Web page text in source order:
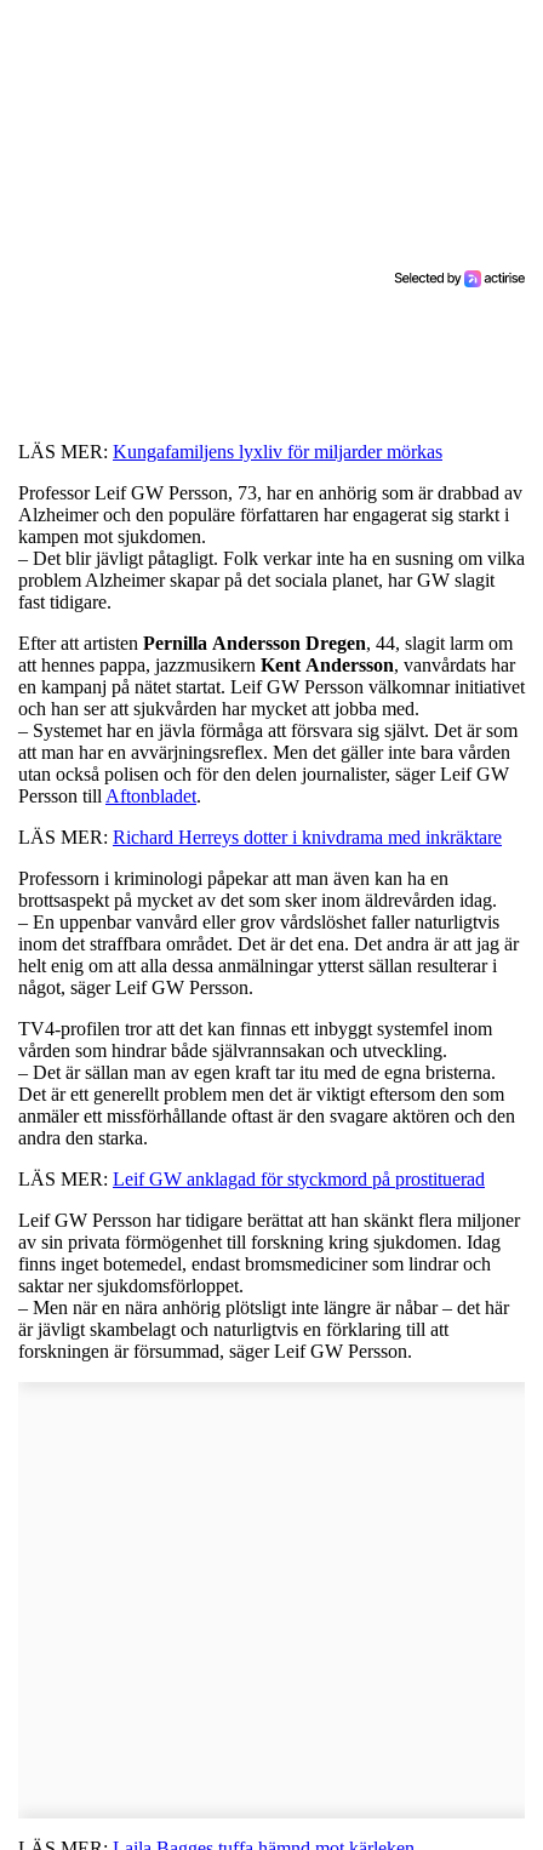
LÄS MER: Kungafamiljens lyxliv för miljarder mörkas
Professor Leif GW Persson, 73, har en anhörig som är drabbad av
Alzheimer och den populäre författaren har engagerat sig starkt i
kampen mot sjukdomen.
– Det blir jävligt påtagligt. Folk verkar inte ha en susning om vilka
problem Alzheimer skapar på det sociala planet, har GW slagit
fast tidigare.
Efter att artisten Pernilla Andersson Dregen, 44, slagit larm om
att hennes pappa, jazzmusikern Kent Andersson, vanvårdats har
en kampanj på nätet startat. Leif GW Persson välkomnar initiativet
och han ser att sjukvården har mycket att jobba med.
– Systemet har en jävla förmåga att försvara sig självt. Det är som
att man har en avvärjningsreflex. Men det gäller inte bara vården
utan också polisen och för den delen journalister, säger Leif GW
Persson till Aftonbladet.
LÄS MER: Richard Herreys dotter i knivdrama med inkräktare
Professorn i kriminologi påpekar att man även kan ha en
brottsaspekt på mycket av det som sker inom äldrevården idag.
– En uppenbar vanvård eller grov vårdslöshet faller naturligtvis
inom det straffbara området. Det är det ena. Det andra är att jag är
helt enig om att alla dessa anmälningar ytterst sällan resulterar i
något, säger Leif GW Persson.
TV4-profilen tror att det kan finnas ett inbyggt systemfel inom
vården som hindrar både självrannsakan och utveckling.
– Det är sällan man av egen kraft tar itu med de egna bristerna.
Det är ett generellt problem men det är viktigt eftersom den som
anmäler ett missförhållande oftast är den svagare aktören och den
andra den starka.
LÄS MER: Leif GW anklagad för styckmord på prostituerad
Leif GW Persson har tidigare berättat att han skänkt flera miljoner
av sin privata förmögenhet till forskning kring sjukdomen. Idag
finns inget botemedel, endast bromsmediciner som lindrar och
saktar ner sjukdomsförloppet.
– Men när en nära anhörig plötsligt inte längre är nåbar – det här
är jävligt skambelagt och naturligtvis en förklaring till att
forskningen är försummad, säger Leif GW Persson.